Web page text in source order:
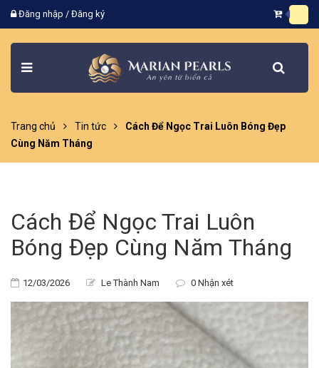
Đăng nhập / Đăng ký
Trang chủ Tin tức
Cách Để Ngọc Trai Luôn Bóng Đẹp
Cùng Năm Tháng
Cách Để Ngọc Trai Luôn
Bóng Đẹp Cùng Năm Tháng
12/03/2026 Le Thành Nam 0 Nhận xét